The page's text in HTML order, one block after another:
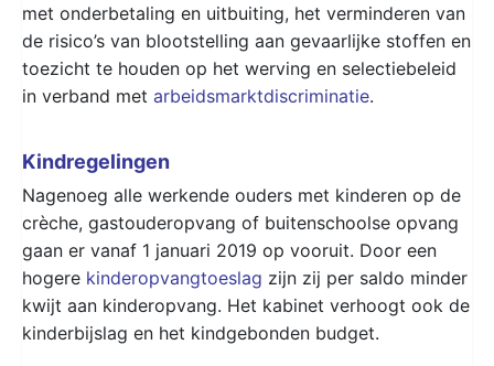
met onderbetaling en uitbuiting, het verminderen van
de risico’s van blootstelling aan gevaarlijke stoffen en
toezicht te houden op het werving en selectiebeleid
in verband met arbeidsmarktdiscriminatie.
Kindregelingen
Nagenoeg alle werkende ouders met kinderen op de
crèche, gastouderopvang of buitenschoolse opvang
gaan er vanaf 1 januari 2019 op vooruit. Door een
hogere kinderopvangtoeslag zijn zij per saldo minder
kwijt aan kinderopvang. Het kabinet verhoogt ook de
kinderbijslag en het kindgebonden budget.